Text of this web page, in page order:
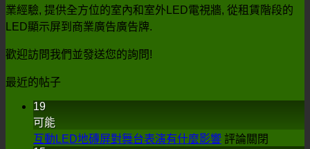
業經驗, 提供全方位的室內和室外LED電視牆, 從租賃階段的
LED顯示屏到商業廣告廣告牌.
歡迎訪問我們並發送您的詢問!
最近的帖子
19
可能
互動LED地磚屏對舞台表演有什麼影響 評論關閉